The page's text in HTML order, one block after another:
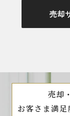
売却
売却
お客さま満足